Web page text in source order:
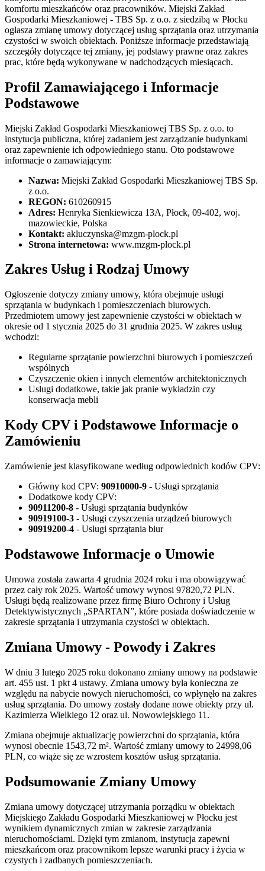
komfortu mieszkańców oraz pracowników. Miejski Zakład
Gospodarki Mieszkaniowej - TBS Sp. z o.o. z siedzibą w Płocku
ogłasza zmianę umowy dotyczącej usług sprzątania oraz utrzymania
czystości w swoich obiektach. Poniższe informacje przedstawiają
szczegóły dotyczące tej zmiany, jej podstawy prawne oraz zakres
prac, które będą wykonywane w nadchodzących miesiącach.
Profil Zamawiającego i Informacje
Podstawowe
Miejski Zakład Gospodarki Mieszkaniowej TBS Sp. z o.o. to
instytucja publiczna, której zadaniem jest zarządzanie budynkami
oraz zapewnienie ich odpowiedniego stanu. Oto podstawowe
informacje o zamawiającym:
Nazwa: Miejski Zakład Gospodarki Mieszkaniowej TBS Sp.
z o.o.
REGON: 610260915
Adres: Henryka Sienkiewicza 13A, Płock, 09-402, woj.
mazowieckie, Polska
Kontakt: akluczynska@mzgm-plock.pl
Strona internetowa: www.mzgm-plock.pl
Zakres Usług i Rodzaj Umowy
Ogłoszenie dotyczy zmiany umowy, która obejmuje usługi
sprzątania w budynkach i pomieszczeniach biurowych.
Przedmiotem umowy jest zapewnienie czystości w obiektach w
okresie od 1 stycznia 2025 do 31 grudnia 2025. W zakres usług
wchodzi:
Regularne sprzątanie powierzchni biurowych i pomieszczeń
wspólnych
Czyszczenie okien i innych elementów architektonicznych
Usługi dodatkowe, takie jak pranie wykładzin czy
konserwacja mebli
Kody CPV i Podstawowe Informacje o
Zamówieniu
Zamówienie jest klasyfikowane według odpowiednich kodów CPV:
Główny kod CPV: 90910000-9 - Usługi sprzątania
Dodatkowe kody CPV:
90911200-8 - Usługi sprzątania budynków
90919100-3 - Usługi czyszczenia urządzeń biurowych
90919200-4 - Usługi sprzątania biur
Podstawowe Informacje o Umowie
Umowa została zawarta 4 grudnia 2024 roku i ma obowiązywać
przez cały rok 2025. Wartość umowy wynosi 97820,72 PLN.
Usługi będą realizowane przez firmę Biuro Ochrony i Usług
Detektywistycznych „SPARTAN”, które posiada doświadczenie w
zakresie sprzątania i utrzymania czystości w obiektach.
Zmiana Umowy - Powody i Zakres
W dniu 3 lutego 2025 roku dokonano zmiany umowy na podstawie
art. 455 ust. 1 pkt 4 ustawy. Zmiana umowy była konieczna ze
względu na nabycie nowych nieruchomości, co wpłynęło na zakres
usług sprzątania. Do umowy zostały dodane nowe obiekty przy ul.
Kazimierza Wielkiego 12 oraz ul. Nowowiejskiego 11.
Zmiana obejmuje aktualizację powierzchni do sprzątania, która
wynosi obecnie 1543,72 m². Wartość zmiany umowy to 24998,06
PLN, co wiąże się ze wzrostem kosztów usług sprzątania.
Podsumowanie Zmiany Umowy
Zmiana umowy dotyczącej utrzymania porządku w obiektach
Miejskiego Zakładu Gospodarki Mieszkaniowej w Płocku jest
wynikiem dynamicznych zmian w zakresie zarządzania
nieruchomościami. Dzięki tym zmianom, instytucja zapewni
mieszkańcom oraz pracownikom lepsze warunki pracy i życia w
czystych i zadbanych pomieszczeniach.